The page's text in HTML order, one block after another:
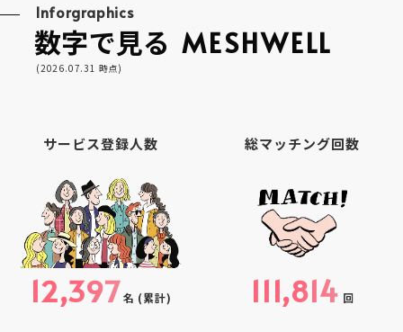
Inforgraphics
数字で見る MESHWELL
(2026.07.31 時点)
サービス登録人数
12,397名 (累計)
総マッチング回数
111,814 回